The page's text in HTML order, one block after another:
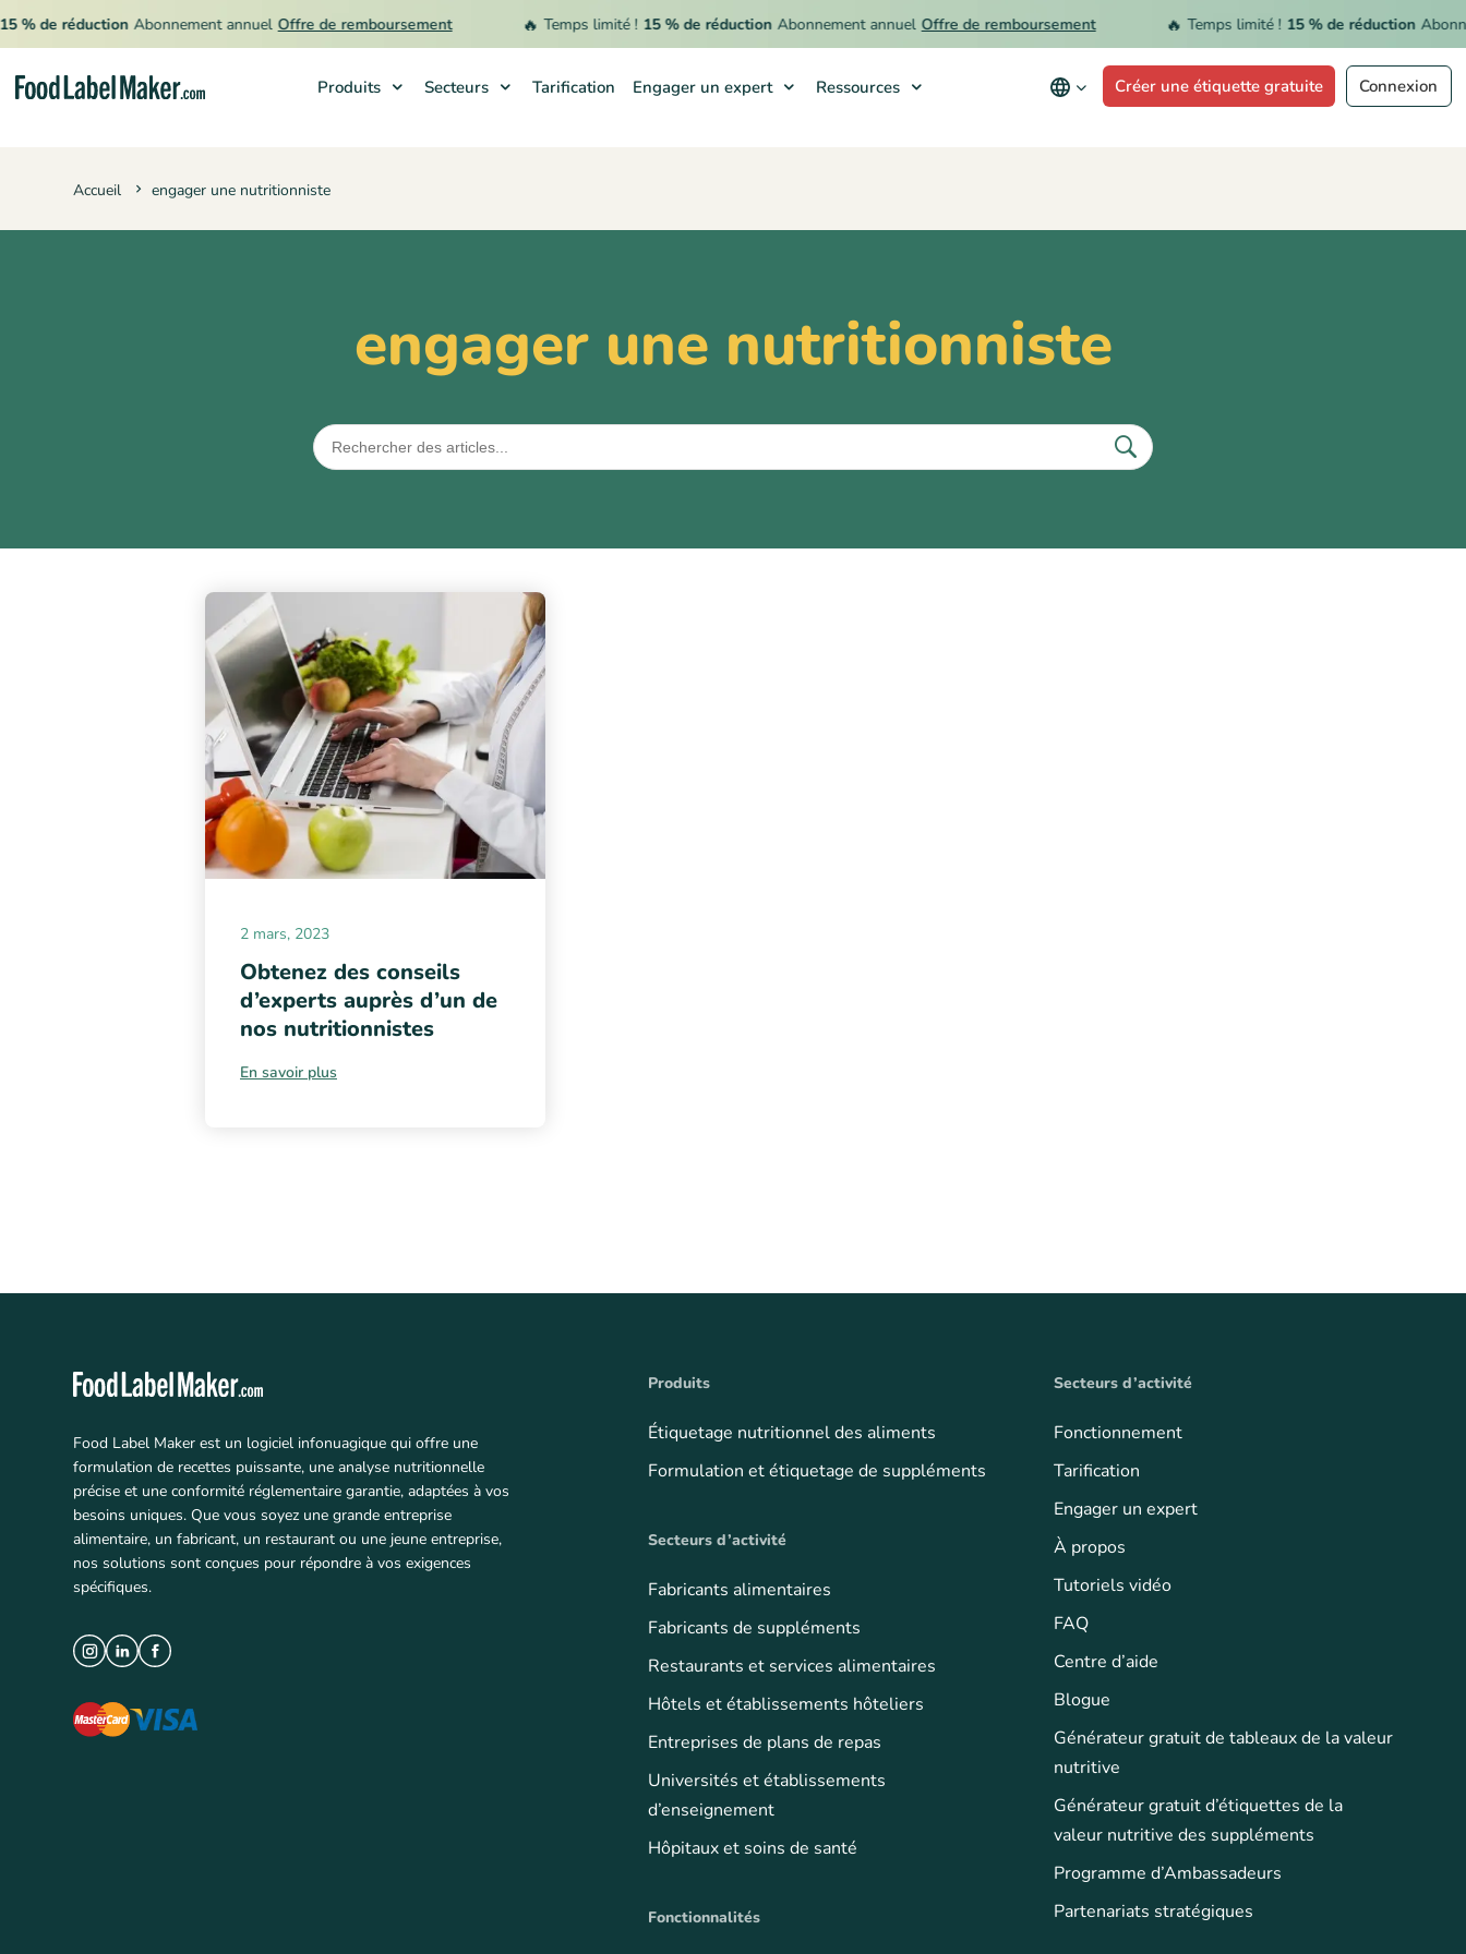
% de réduction Abonnement annuel Offre de remboursement 🔥 Temps limité ! 15 % de réduction Abonnement annuel Offre de remboursement 🔥 Temps limité ! 15 % de réduction
Produits Secteurs Tarification Engager un expert Ressources Créer une étiquette gratuite Connexion
Accueil engager une nutritionniste
engager une nutritionniste
2 mars, 2023
Obtenez des conseils
d’experts auprès d’un de
nos nutritionnistes
En savoir plus
Food Label Maker est un logiciel infonuagique qui offre une
formulation de recettes puissante, une analyse nutritionnelle
précise et une conformité réglementaire garantie, adaptées à vos
besoins uniques. Que vous soyez une grande entreprise
alimentaire, un fabricant, un restaurant ou une jeune entreprise,
nos solutions sont conçues pour répondre à vos exigences
spécifiques.
Produits
Étiquetage nutritionnel des aliments
Formulation et étiquetage de suppléments
Secteurs d’activité
Fabricants alimentaires
Fabricants de suppléments
Restaurants et services alimentaires
Hôtels et établissements hôteliers
Entreprises de plans de repas
Universités et établissements
d’enseignement
Hôpitaux et soins de santé
Fonctionnalités
Secteurs d’activité
Fonctionnement
Tarification
Engager un expert
À propos
Tutoriels vidéo
FAQ
Centre d’aide
Blogue
Générateur gratuit de tableaux de la valeur
nutritive
Générateur gratuit d’étiquettes de la
valeur nutritive des suppléments
Programme d’Ambassadeurs
Partenariats stratégiques
Secteurs